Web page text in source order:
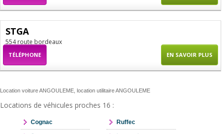
STGA
554 route bordeaux
TÉLÉPHONE EN SAVOIR PLUS
Location voiture ANGOULEME, location utilitaire ANGOULEME
Locations de véhicules proches 16 :
Cognac Ruffec